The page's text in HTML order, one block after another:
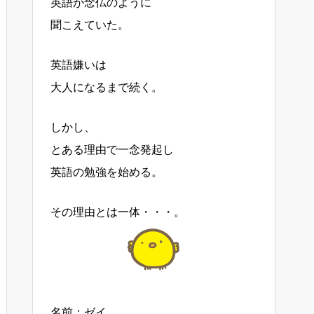
聞こえていた。
英語嫌いは
大人になるまで続く。
しかし、
とある理由で一念発起し
英語の勉強を始める。
その理由とは一体・・・。